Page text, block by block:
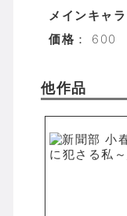
メインキャラ
価格 ： 600
他作品